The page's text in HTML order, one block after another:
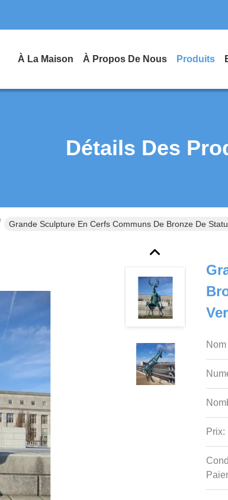
À La Maison À Propos De Nous Produits
Détails Des
Grande Sculpture En Cerfs Communs De Bronze De
Prix: